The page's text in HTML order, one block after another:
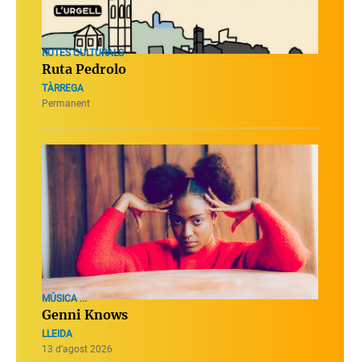
RUTES CULTURALS
Ruta Pedrolo
TÀRREGA
Permanent
MÚSICA ...
Genni Knows
LLEIDA
13 d’agost 2026